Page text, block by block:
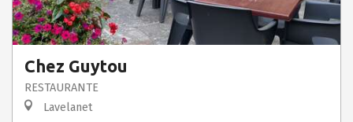
Chez Guytou
RESTAURANTE
Lavelanet